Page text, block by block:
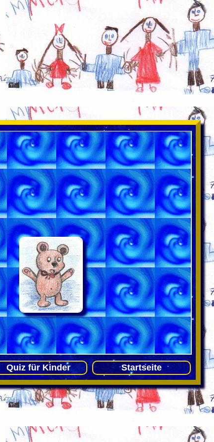
Quiz für Kinder Startseite